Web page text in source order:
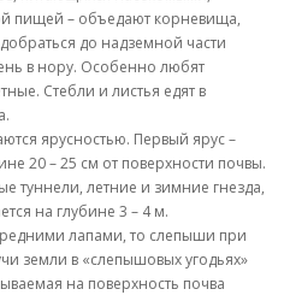
пищей – объедают корневища,
до надземной части
в нору. Особенно любят
Стебли и листья едят в
ярусностью. Первый ярус –
20 – 25 см от поверхности почвы.
туннели, летние и зимние гнезда,
на глубине 3 – 4 м.
лапами, то слепыши при
земли в «слепышовых угодьях»
на поверхность почва